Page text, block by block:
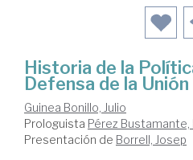
Historia de la
Defensa de la
Guinea Bonillo, Julio
Prologuista Pérez Bustamante,
Presentación de Borrell, Josep